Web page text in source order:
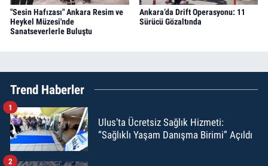
"Sesin Hafızası" Ankara Resim ve
Heykel Müzesi'nde
Sanatseverlerle Buluştu
Ankara’da Drift Operasyonu: 11
Sürücü Gözaltında
Trend Haberler
Ulus’ta Ücretsiz Sağlık Hizmeti:
“Sağlıklı Yaşam Danışma Birimi” Açıldı
1
2